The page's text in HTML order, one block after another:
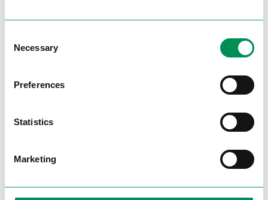
Selection
Necessary
Preferences
Statistics
Marketing
Filialen:
Flaniermeilen in den Top-Einkaufszenten
Unsere Filialen mit dem modernen Racksystem
Stöbern ein. Wer eine Beratung wünscht,